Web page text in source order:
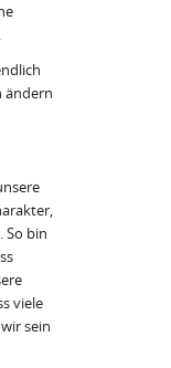
ändern
So bin
viele
sein